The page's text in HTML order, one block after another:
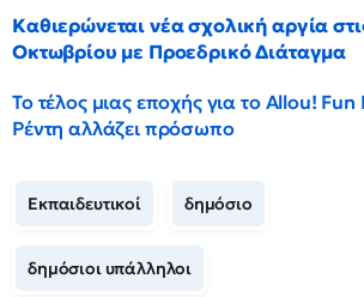
Καθιερώνεται νέα σχολική αργία
Οκτωβρίου με Προεδρικό Διάταγμα
Το τέλος μιας εποχής για το Allou! Fun
Ρέντη αλλάζει πρόσωπο
Εκπαιδευτικοί δημόσιο
δημόσιοι υπάλληλοι